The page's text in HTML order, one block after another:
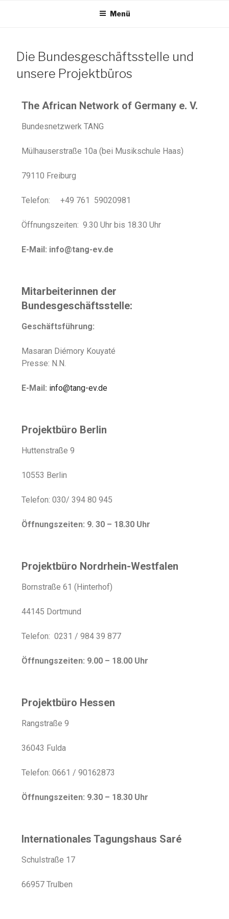
The African Network of Germany
Menü
Die Bundesgeschäftsstelle und
unsere Projektbüros
The African Network of Germany e. V.
Bundesnetzwerk TANG
Mülhauserstraße 10a (bei Musikschule Haas)
79110 Freiburg
Telefon: +49 761 59020981
Öffnungszeiten: 9.30 Uhr bis 18.30 Uhr
E-Mail: info@tang-ev.de
Mitarbeiterinnen der
Bundesgeschäftsstelle:
Geschäftsführung:
Masaran Diémory Kouyaté
Presse: N.N.
E-Mail: info@tang-ev.de
Projektbüro Berlin
Huttenstraße 9
10553 Berlin
Telefon: 030/ 394 80 945
Öffnungszeiten: 9. 30 – 18.30 Uhr
Projektbüro Nordrhein-Westfalen
Bornstraße 61 (Hinterhof)
44145 Dortmund
Telefon: 0231 / 984 39 877
Öffnungszeiten: 9.00 – 18.00 Uhr
Projektbüro Hessen
Rangstraße 9
36043 Fulda
Telefon: 0661 / 90162873
Öffnungszeiten: 9.30 – 18.30 Uhr
Internationales Tagungshaus Saré
Schulstraße 17
66957 Trulben